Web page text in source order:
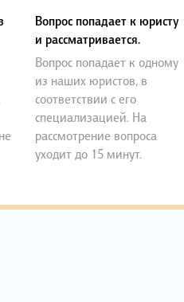
Вопрос попадает к юристу
и рассматривается.
Вопрос попадает к одному
из наших юристов, в
соответствии с его
специализацией. На
рассмотрение вопроса
уходит до 15 минут.